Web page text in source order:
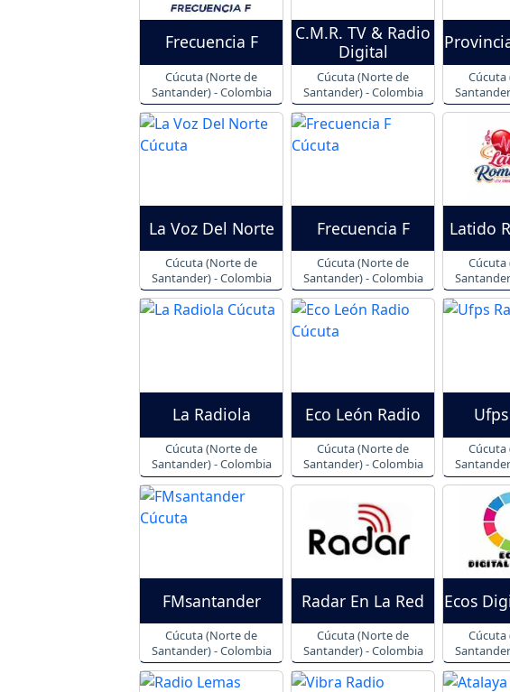
Frecuencia F
Cúcuta (Norte de
Santander) - Colombia
C.M.R. TV & Radio
Digital
Cúcuta (Norte de
Santander) - Colombia
La Voz Del Norte
Cúcuta (Norte de
Santander) - Colombia
Frecuencia F
Cúcuta (Norte de
Santander) - Colombia
Latido
La Radiola
Cúcuta (Norte de
Santander) - Colombia
Eco León Radio
Cúcuta (Norte de
Santander) - Colombia
FMsantander
Cúcuta (Norte de
Santander) - Colombia
Radar En La Red
Cúcuta (Norte de
Santander) - Colombia
Ecos